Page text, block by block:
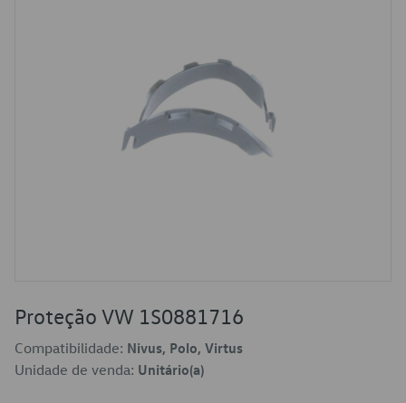
Proteção VW 1S0881716
Compatibilidade: Nivus, Polo, Virtus
Unidade de venda: Unitário(a)